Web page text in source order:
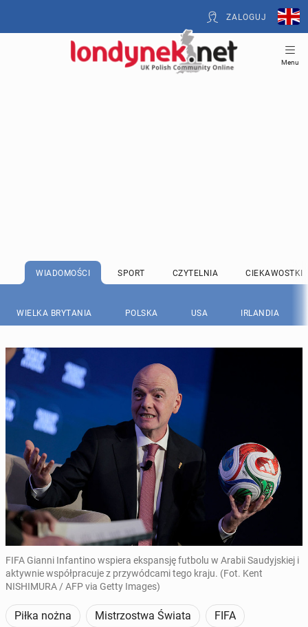
ZALOGUJ
Menu
WIADOMOŚCI SPORT CZYTELNIA CIEKAWOSTKI
WIELKA BRYTANIA POLSKA USA IRLANDIA
FIFA Gianni Infantino wspiera ekspansję futbolu w Arabii Saudyjskiej i
aktywnie współpracuje z przywódcami tego kraju. (Fot. Kent
NISHIMURA / AFP via Getty Images)
Piłka nożna Mistrzostwa Świata FIFA